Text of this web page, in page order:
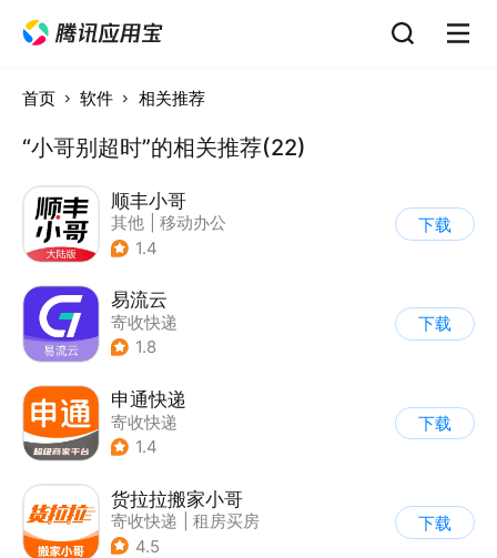
首页 软件 相关推荐
“小哥别超时”的相关推荐(22)
顺丰小哥
其他
移动办公
1.4
下载
易流云
寄收快递
1.8
下载
申通快递
寄收快递
1.4
下载
货拉拉搬家小哥
寄收快递
租房买房
4.5
下载